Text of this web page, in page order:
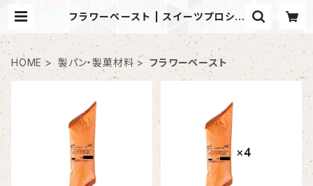
フラワーペースト | スイーツプロショ
HOME 製パン・製菓材料 フラワーペースト